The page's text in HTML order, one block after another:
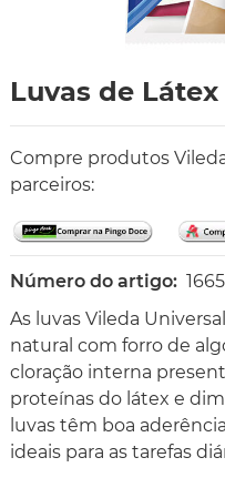
Luvas de
Compre produtos
parceiros:
Número do artigo:
As luvas Vileda
natural com forro de
cloração interna
proteínas do látex e
luvas têm boa
ideais para as tarefas